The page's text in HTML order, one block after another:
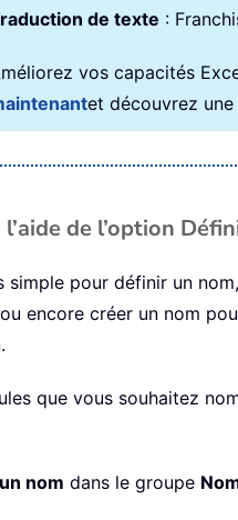
de texte :
vos capacités
et découvrez
de l’option
pour définir un
encore créer un nom
que vous souhaitez
nom dans le groupe